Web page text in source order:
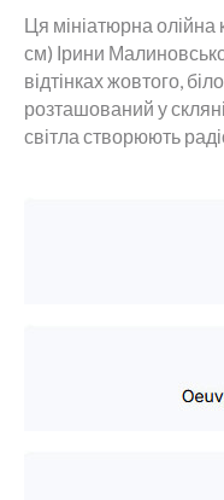
Ця мініатюрна олійна
см) Ірини
відтінках жовтого,
розташований у
світла створюють